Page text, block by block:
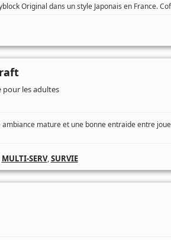
Original dans un style Japonais en France.
pour les adultes
mature et une bonne entraide entre
MULTI-SERV,SURVIE